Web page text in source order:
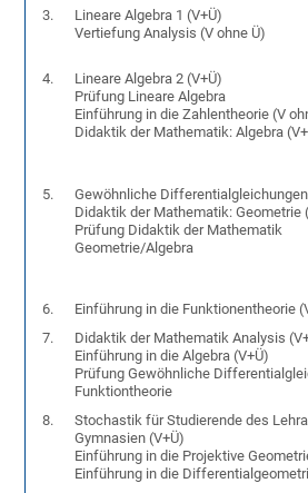
3.
Lineare Algebra 1 (V+Ü)
Vertiefung Analysis (V ohne Ü)
4.
Lineare Algebra 2 (V+Ü)
Prüfung Lineare Algebra
Einführung in die Zahlentheorie (V
Didaktik der Mathematik: Algebra
5.
Gewöhnliche Differentialgleichungen
Didaktik der Mathematik: Geometrie
Prüfung Didaktik der Mathematik
Geometrie/Algebra
6. Einführung in die Funktionentheorie
7.
Didaktik der Mathematik Analysis
Einführung in die Algebra (V+Ü)
Prüfung Gewöhnliche
Funktiontheorie
8.
Stochastik für Studierende des
Gymnasien (V+Ü)
Einführung in die Projektive
Einführung in die